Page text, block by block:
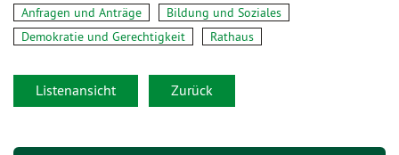
Anfragen und Anträge
Bildung und Soziales
Demokratie und Gerechtigkeit
Rathaus
Listenansicht Zurück